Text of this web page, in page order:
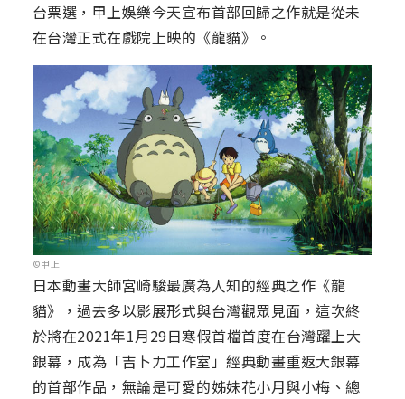
台票選，甲上娛樂今天宣布首部回歸之作就是從未
在台灣正式在戲院上映的《龍貓》。
©甲上
日本動畫大師宮崎駿最廣為人知的經典之作《龍
貓》，過去多以影展形式與台灣觀眾見面，這次終
於將在2021年1月29日寒假首檔首度在台灣躍上大
銀幕，成為「吉卜力工作室」經典動畫重返大銀幕
的首部作品，無論是可愛的姊妹花小月與小梅、總